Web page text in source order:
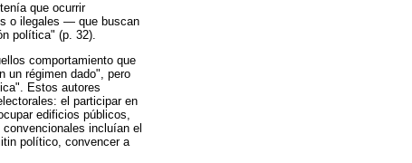
que ocurrir
o ilegales — que buscan
política" (p. 32).
comportamiento que
un régimen dado", pero
Estos autores
el participar en
edificios públicos,
incluían el
político, convencer a